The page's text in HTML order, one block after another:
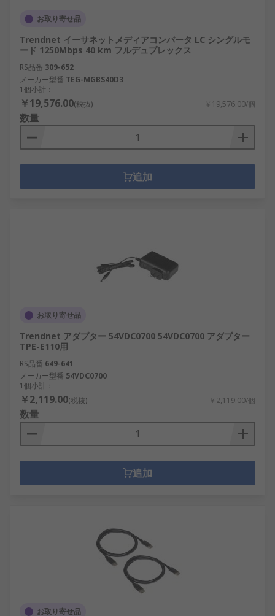
お取り寄せ品
Trendnet イーサネットメディアコンバータ LC シングルモ
ード 1250Mbps 40 km フルデュプレックス
RS品番 309-652
メーカー型番 TEG-MGBS40D3
1個小計：
￥19,576.00(税抜) ￥19,576.00/個
数量
追加
お取り寄せ品
Trendnet アダプター 54VDC0700 54VDC0700 アダプター
TPE-E110用
RS品番 649-641
メーカー型番 54VDC0700
1個小計：
￥2,119.00(税抜) ￥2,119.00/個
数量
追加
お取り寄せ品